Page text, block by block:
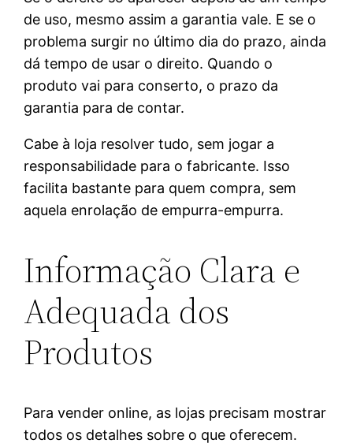
de uso, mesmo assim a garantia vale. E se o
problema surgir no último dia do prazo, ainda
dá tempo de usar o direito. Quando o
produto vai para conserto, o prazo da
garantia para de contar.
Cabe à loja resolver tudo, sem jogar a
responsabilidade para o fabricante. Isso
facilita bastante para quem compra, sem
aquela enrolação de empurra-empurra.
Informação Clara e
Adequada dos
Produtos
Para vender online, as lojas precisam mostrar
todos os detalhes sobre o que oferecem.